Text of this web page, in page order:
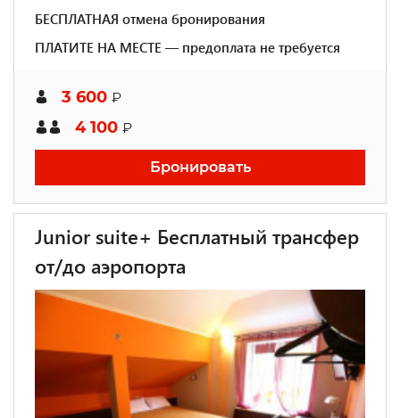
БЕСПЛАТНАЯ отмена бронирования
ПЛАТИТЕ НА МЕСТЕ — предоплата не требуется
3 600 ₽
4 100 ₽
Бронировать
Junior suite+ Бесплатный трансфер
от/до аэропорта